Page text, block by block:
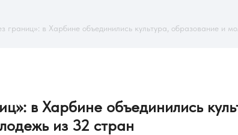
границ»: в Харбине объединились культура, образование и
в Харбине объединились
из 32 стран